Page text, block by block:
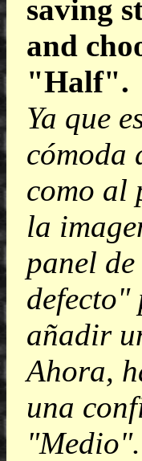
saving
and
"Half".
Ya que
cómoda
como al
la
panel
defecto"
añadir
Ahora,
una
"Medio".